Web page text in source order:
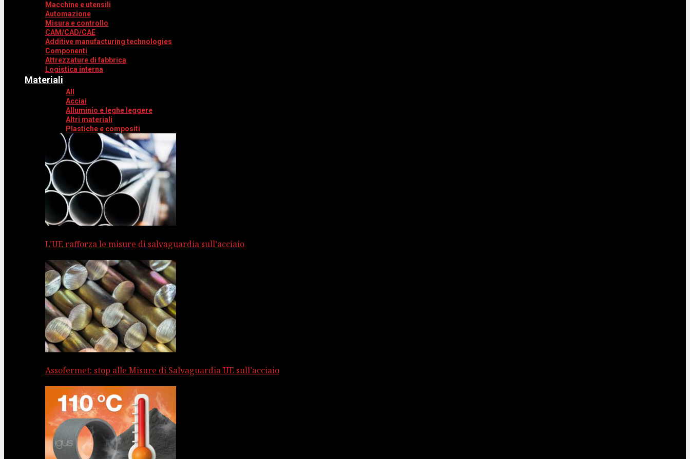
Macchine e utensili
Automazione
Misura e controllo
CAM/CAD/CAE
Additive manufacturing technologies
Componenti
Attrezzature di fabbrica
Logistica interna
Materiali
All
Acciai
Alluminio e leghe leggere
Altri materiali
Plastiche e compositi
L’UE rafforza le misure di salvaguardia sull’acciaio
Assofermet: stop alle Misure di Salvaguardia UE sull’acciaio